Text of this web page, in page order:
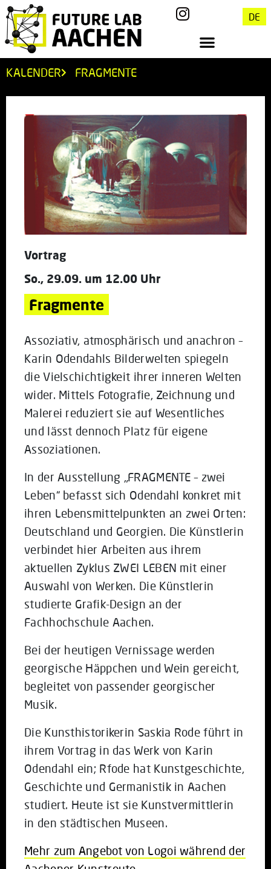
DE
KALENDER FRAGMENTE
Vortrag
So., 29.09. um 12.00 Uhr
Fragmente
Assoziativ, atmosphärisch und anachron –
Karin Odendahls Bilderwelten spiegeln
die Vielschichtigkeit ihrer inneren Welten
wider. Mittels Fotografie, Zeichnung und
Malerei reduziert sie auf Wesentliches
und lässt dennoch Platz für eigene
Assoziationen.
In der Ausstellung „FRAGMENTE – zwei
Leben“ befasst sich Odendahl konkret mit
ihren Lebensmittelpunkten an zwei Orten:
Deutschland und Georgien. Die Künstlerin
verbindet hier Arbeiten aus ihrem
aktuellen Zyklus ZWEI LEBEN mit einer
Auswahl von Werken. Die Künstlerin
studierte Grafik-Design an der
Fachhochschule Aachen.
Bei der heutigen Vernissage werden
georgische Häppchen und Wein gereicht,
begleitet von passender georgischer
Musik.
Die Kunsthistorikerin Saskia Rode führt in
ihrem Vortrag in das Werk von Karin
Odendahl ein; Rfode hat Kunstgeschichte,
Geschichte und Germanistik in Aachen
studiert. Heute ist sie Kunstvermittlerin
in den städtischen Museen.
Mehr zum Angebot von Logoi während der